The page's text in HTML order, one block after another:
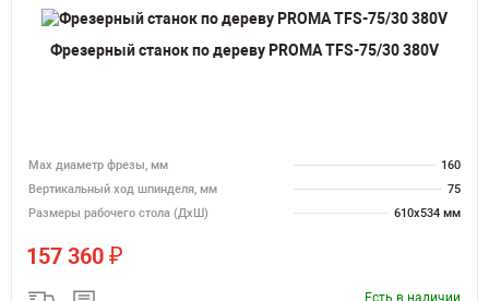
Фрезерный станок по дереву PROMA TFS-75/30 380V
Max диаметр фрезы, мм
160
Вертикальный ход шпинделя, мм
75
Размеры рабочего стола (ДхШ)
610х534 мм
157 360 ₽
Есть в наличии